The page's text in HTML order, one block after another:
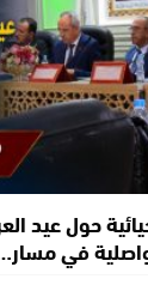
حول عيد
في